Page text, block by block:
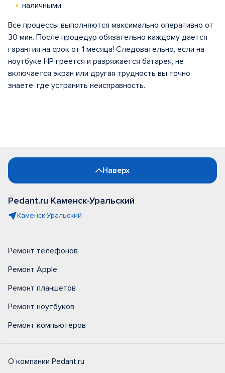
наличными.
Все процессы выполняются максимально оперативно от
30 мин. После процедур обязательно каждому дается
гарантия на срок от 1 месяца! Следовательно, если на
ноутбуке HP греется и разряжается батарея, не
включается экран или другая трудность вы точно
знаете, где устранить неисправность.
Наверх
Pedant.ru Каменск-Уральский
Каменск-Уральский
Ремонт телефонов
Ремонт Apple
Ремонт планшетов
Ремонт ноутбуков
Ремонт компьютеров
О компании Pedant.ru